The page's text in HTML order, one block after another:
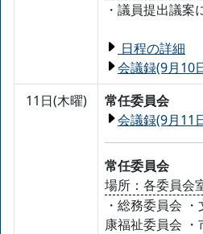
・議員提出議案
日程の詳細
会議録(9月10
11日(木曜)
常任委員会
会議録(9月11
常任委員会
場所：各委員会
・総務委員会
康福祉委員会